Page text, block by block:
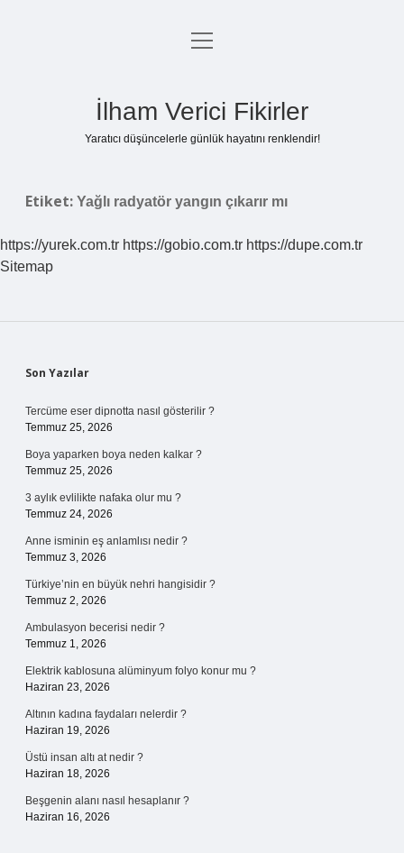
Anasayfa
menüyü
İlham Verici Fikirler
Yaratıcı düşüncelerle günlük hayatını renklendir!
Etiket: Yağlı radyatör yangın çıkarır mı
https://yurek.com.tr https://gobio.com.tr https://dupe.com.tr
Sitemap
Sidebar
Son Yazılar
Tercüme eser dipnotta nasıl gösterilir ?
Temmuz 25, 2026
Boya yaparken boya neden kalkar ?
Temmuz 25, 2026
3 aylık evlilikte nafaka olur mu ?
Temmuz 24, 2026
Anne isminin eş anlamlısı nedir ?
Temmuz 3, 2026
Türkiye’nin en büyük nehri hangisidir ?
Temmuz 2, 2026
Ambulasyon becerisi nedir ?
Temmuz 1, 2026
Elektrik kablosuna alüminyum folyo konur mu ?
Haziran 23, 2026
Altının kadına faydaları nelerdir ?
Haziran 19, 2026
Üstü insan altı at nedir ?
Haziran 18, 2026
Beşgenin alanı nasıl hesaplanır ?
Haziran 16, 2026